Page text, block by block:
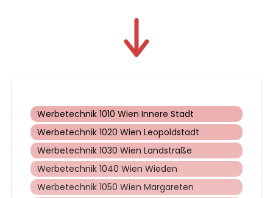
Werbetechnik 1010 Wien Innere Stadt
Werbetechnik 1020 Wien Leopoldstadt
Werbetechnik 1030 Wien Landstraße
Werbetechnik 1040 Wien Wieden
Werbetechnik 1050 Wien Margareten